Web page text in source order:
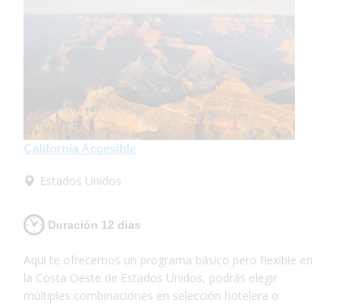
California Accesible
Estados Unidos
Duración 12 dias
Aquí te ofrecemos un programa básico pero flexible en
la Costa Oeste de Estados Unidos, podrás elegir
múltiples combinaciones en selección hotelera o